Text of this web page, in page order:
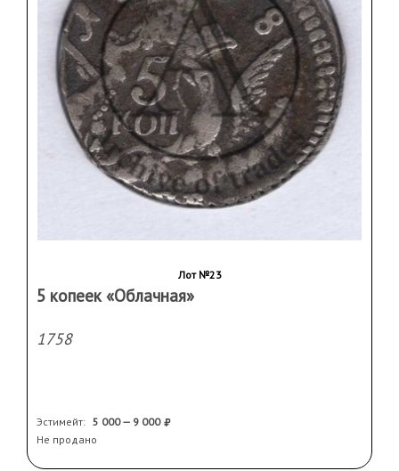
Лот №23
5 копеек «Облачная»
1758
Эстимейт: 5 000 — 9 000
Не продано